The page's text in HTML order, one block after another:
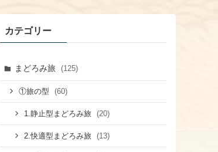
カテゴリー
まどろみ旅 (125)
①旅の型 (60)
1.静止型まどろみ旅 (20)
2.快適型まどろみ旅 (13)